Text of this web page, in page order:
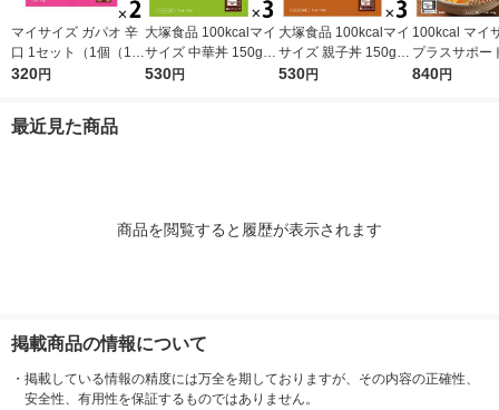
マイサイズ ガパオ 辛
口 1セット（1個（10
0g）×2） 100kcal
320円
大塚食品 100kcalマイ
サイズ 中華丼 150g 3
個 カロリーコントロ
530円
大塚食品 100kcalマイ
サイズ 親子丼 150g 3
個 カロリーコントロ
530円
100kcal マイ
プラスサポー
g 親子丼 1人
840円
最近見た商品
商品を閲覧すると履歴が表示されます
掲載商品の情報について
・ 掲載している情報の精度には万全を期しておりますが、その内容の正確性、
安全性、有用性を保証するものではありません。